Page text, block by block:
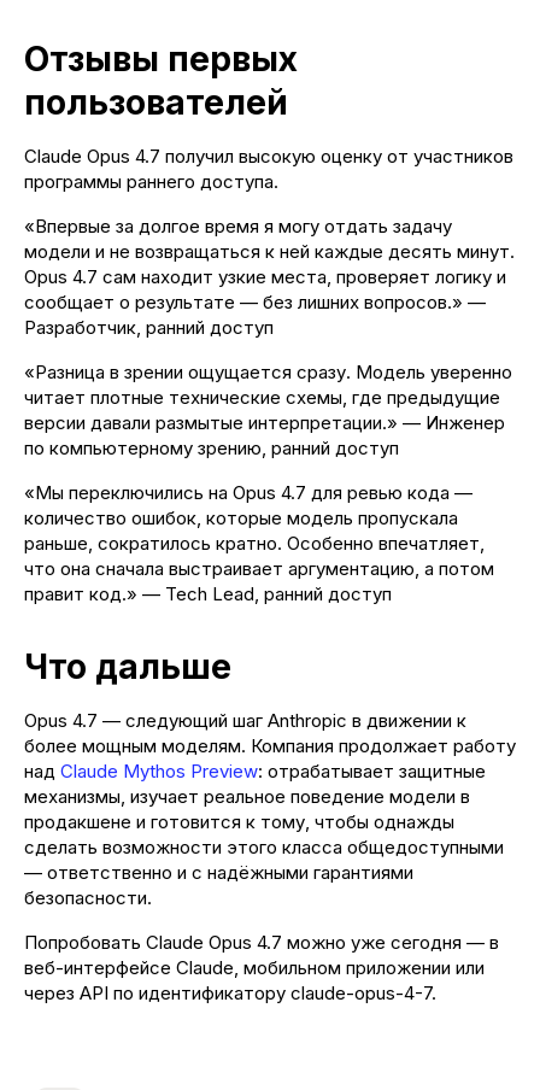
Отзывы первых
пользователей
Claude Opus 4.7 получил высокую оценку от участников
программы раннего доступа.
«Впервые за долгое время я могу отдать задачу
модели и не возвращаться к ней каждые десять минут.
Opus 4.7 сам находит узкие места, проверяет логику и
сообщает о результате — без лишних вопросов.» —
Разработчик, ранний доступ
«Разница в зрении ощущается сразу. Модель уверенно
читает плотные технические схемы, где предыдущие
версии давали размытые интерпретации.» — Инженер
по компьютерному зрению, ранний доступ
«Мы переключились на Opus 4.7 для ревью кода —
количество ошибок, которые модель пропускала
раньше, сократилось кратно. Особенно впечатляет,
что она сначала выстраивает аргументацию, а потом
правит код.» — Tech Lead, ранний доступ
Что дальше
Opus 4.7 — следующий шаг Anthropic в движении к
более мощным моделям. Компания продолжает работу
над Claude Mythos Preview: отрабатывает защитные
механизмы, изучает реальное поведение модели в
продакшене и готовится к тому, чтобы однажды
сделать возможности этого класса общедоступными
— ответственно и с надёжными гарантиями
безопасности.
Попробовать Claude Opus 4.7 можно уже сегодня — в
веб-интерфейсе Claude, мобильном приложении или
через API по идентификатору claude-opus-4-7.
Юнакс 2026. Все права защищены
Карта сайта
Работаем с 10:00 до 18:00